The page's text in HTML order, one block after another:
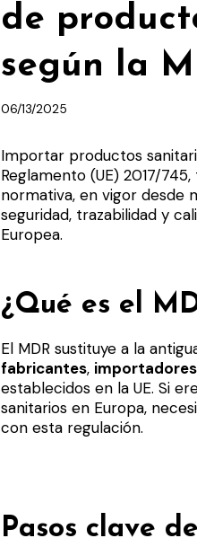
de
según la
06/13/2025
Importar productos
Reglamento (UE) 2017/
normativa, en vigor desde
seguridad, trazabilidad y
Europea.
¿Qué es el
El MDR sustituye a la
fabricantes, importadores
establecidos en la UE. Si
sanitarios en Europa,
con esta regulación.
Pasos clave